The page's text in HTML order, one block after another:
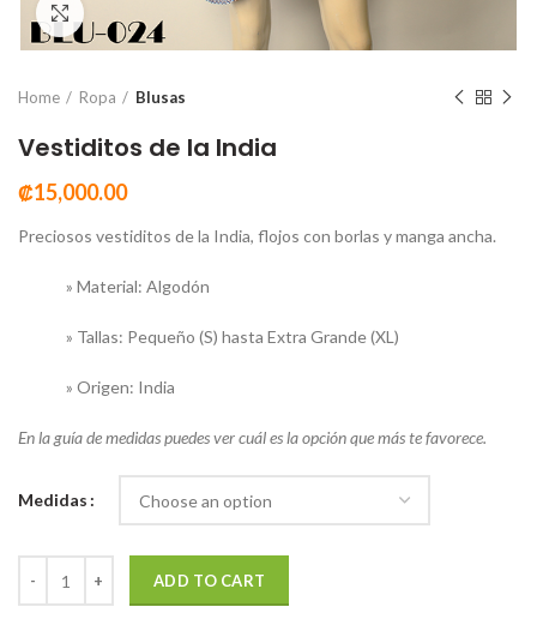
Home Ropa Blusas
Vestiditos de la India
₡15,000.00
Preciosos vestiditos de la India, flojos con borlas y manga ancha.
» Material: Algodón
» Tallas: Pequeño (S) hasta Extra Grande (XL)
» Origen: India
En la guía de medidas puedes ver cuál es la opción que más te favorece.
Medidas
ADD TO CART